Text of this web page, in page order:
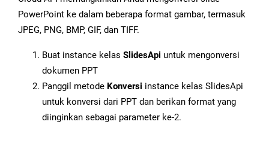
PowerPoint ke dalam beberapa format gambar, termasuk
JPEG, PNG, BMP, GIF, dan TIFF.
Buat instance kelas SlidesApi untuk mengonversi
dokumen PPT
Panggil metode Konversi instance kelas SlidesApi
untuk konversi dari PPT dan berikan format yang
diinginkan sebagai parameter ke-2.